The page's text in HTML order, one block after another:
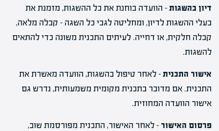
דיון בהשגות– הוועדה בוחנת את כל ההשגות, מזמנת את
בעלי ההשגות לדיון, ומחליטה לגבי כל השגה – קבלה מלאה,
קבלה חלקית, או דחייה. לעיתים התכנית משונה כדי להתאים
להשגות.
אישור התכנית– לאחר טיפול בהשגות, הוועדה מאשרת את
התכנית. אם מדובר בתכנית מקומית משמעותית, נדרש גם
אישור הוועדה המחוזית.
פרסום האישור – לאחר האישור, התכנית מפורסמת שוב,